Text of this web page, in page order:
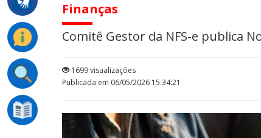
Finanças
Comitê Gestor da NFS-e publica
1699 visualizações
Publicada em 06/05/2026 15:34:21